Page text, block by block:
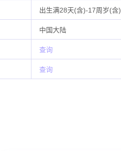
出生满28天(含)-17周岁(含)
中国大陆
查询
查询